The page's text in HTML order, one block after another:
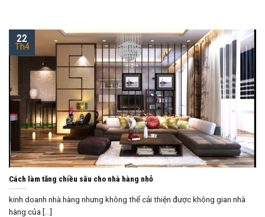
Cách làm tăng chiều sâu cho nhà hàng nhỏ
kinh doanh nhà hàng nhưng không thể cải thiện được không gian nhà
hàng của [...]
22
Th4